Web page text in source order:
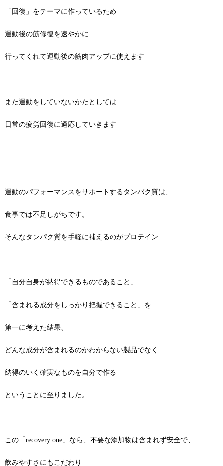
「回復」をテーマに作っているため
運動後の筋修復を速やかに
行ってくれて運動後の筋肉アップに使えます
また運動をしていないかたとしては
日常の疲労回復に適応していきます
運動のパフォーマンスをサポートするタンパク質は、
食事では不足しがちです。
そんなタンパク質を手軽に補えるのがプロテイン
「自分自身が納得できるものであること」
「含まれる成分をしっかり把握できること」を
第一に考えた結果、
どんな成分が含まれるのかわからない製品でなく
納得のいく確実なものを自分で作る
ということに至りました。
この「recovery one」なら、不要な添加物は含まれず安全で、
飲みやすさにもこだわり